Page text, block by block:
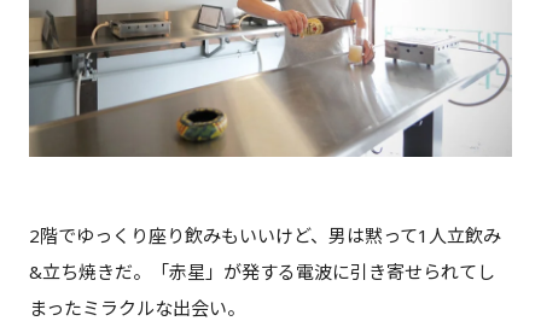
2階でゆっくり座り飲みもいいけど、男は黙って1人立飲み
&立ち焼きだ。「赤星」が発する電波に引き寄せられてし
まったミラクルな出会い。